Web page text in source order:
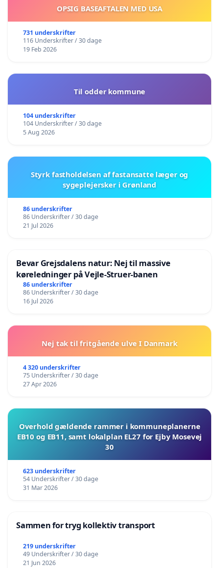
OPSIG BASEAFTALEN MED USA
731 underskrifter
116 Underskrifter / 30 dage
19 Feb 2026
Til odder kommune
104 underskrifter
104 Underskrifter / 30 dage
5 Aug 2026
Styrk fastholdelsen af fastansatte læger og
sygeplejersker i Grønland
86 underskrifter
86 Underskrifter / 30 dage
21 Jul 2026
Bevar Grejsdalens natur: Nej til massive
køreledninger på Vejle-Struer-banen
86 underskrifter
86 Underskrifter / 30 dage
16 Jul 2026
Nej tak til fritgående ulve I Danmark
4 320 underskrifter
75 Underskrifter / 30 dage
27 Apr 2026
Overhold gældende rammer i kommuneplanerne
EB10 og EB11, samt lokalplan EL27 for Ejby Mosevej
30
623 underskrifter
54 Underskrifter / 30 dage
31 Mar 2026
Sammen for tryg kollektiv transport
219 underskrifter
49 Underskrifter / 30 dage
21 Jun 2026